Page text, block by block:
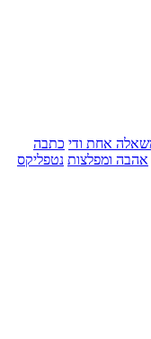
כתבה
אהבה ומפלצות נטפליקס